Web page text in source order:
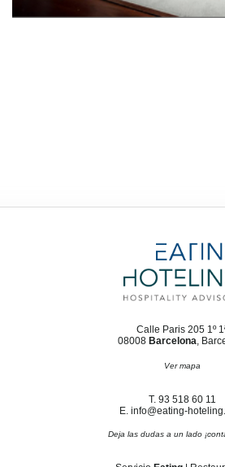
Calle Paris 205 1º
08008 Barcelona,
Ver mapa
T. 93 518 60 11
E. info@eating-
Deja las dudas a un lado